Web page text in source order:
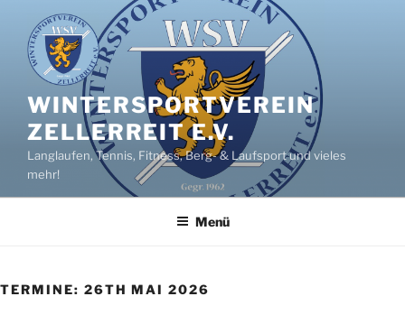
Inhalt
springen
WINTERSPORTVEREIN
ZELLERREIT E.V.
Langlaufen, Tennis, Fitness, Berg- & Laufsport und vieles
mehr!
Menü
TERMINE: 26TH MAI 2026